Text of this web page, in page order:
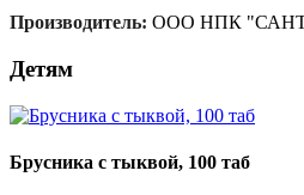
Производитель: ООО НПК
Детям
Брусника с тыквой, 100 таб